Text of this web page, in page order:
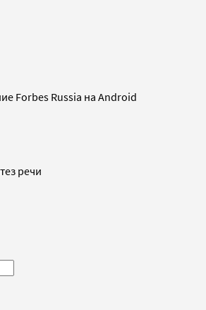
Forbes Russia на Android
речи